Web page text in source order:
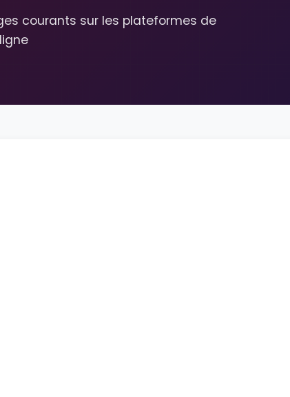
courants sur les plateformes de